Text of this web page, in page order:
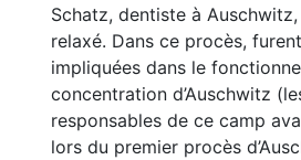
Schatz, dentiste à
relaxé. Dans ce procès, furent jugés des personnes
impliquées dans le
concentration d’Auschwitz
responsables de ce camp
lors du premier procès